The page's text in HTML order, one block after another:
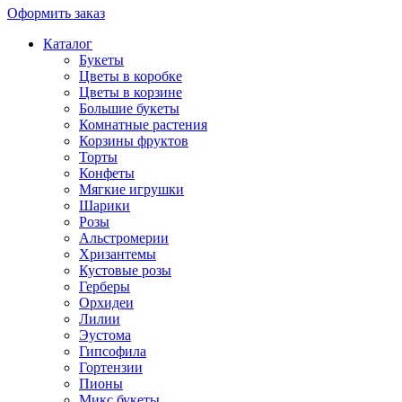
Оформить заказ
Каталог
Букеты
Цветы в коробке
Цветы в корзине
Большие букеты
Комнатные растения
Корзины фруктов
Торты
Конфеты
Мягкие игрушки
Шарики
Розы
Альстромерии
Хризантемы
Кустовые розы
Герберы
Орхидеи
Лилии
Эустома
Гипсофила
Гортензии
Пионы